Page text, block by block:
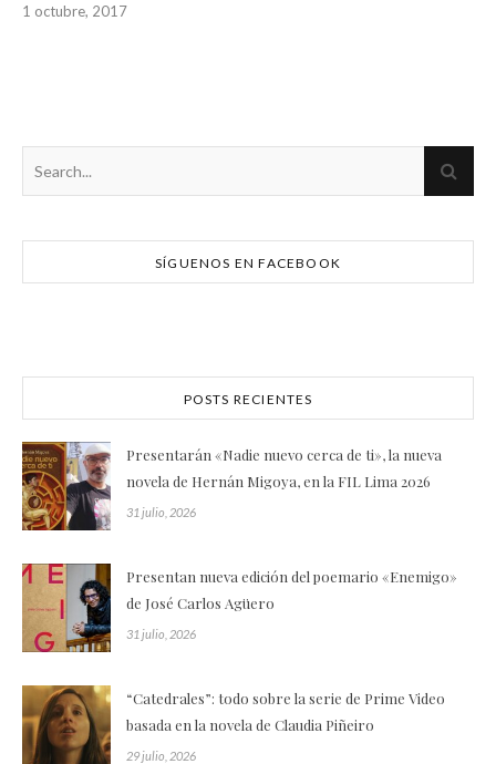
1 octubre, 2017
SÍGUENOS EN FACEBOOK
POSTS RECIENTES
Presentarán «Nadie nuevo cerca de ti», la nueva
novela de Hernán Migoya, en la FIL Lima 2026
31 julio, 2026
Presentan nueva edición del poemario «Enemigo»
de José Carlos Agüero
31 julio, 2026
“Catedrales”: todo sobre la serie de Prime Video
basada en la novela de Claudia Piñeiro
29 julio, 2026